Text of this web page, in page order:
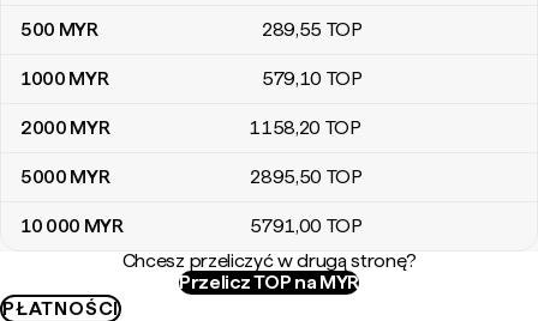
500 MYR 289,55 TOP
1000 MYR 579,10 TOP
2000 MYR 1158,20 TOP
5000 MYR 2895,50 TOP
10 000 MYR 5791,00 TOP
Chcesz przeliczyć w drugą stronę?
Przelicz TOP na MYR
PŁATNOŚCI